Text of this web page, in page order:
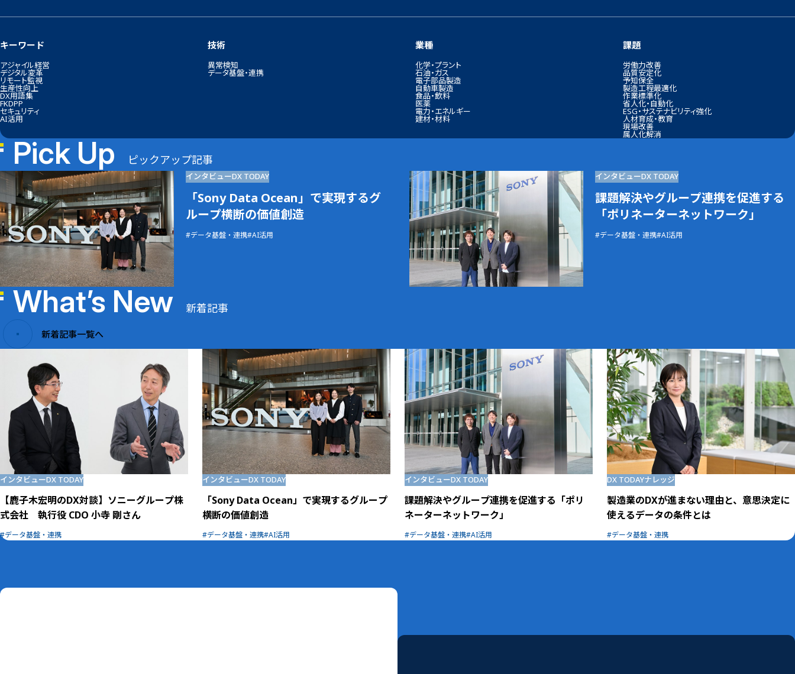
キーワード
アジャイル経営
デジタル変革
リモート監視
生産性向上
DX用語集
FKDPP
セキュリティ
AI活用
技術
異常検知
データ基盤・連携
業種
化学・プラント
石油・ガス
電子部品製造
自動車製造
食品・飲料
医薬
電力・エネルギー
建材・材料
課題
労働力改善
品質安定化
予知保全
製造工程最適化
作業標準化
省人化・自動化
ESG・サステナビリティ強化
人材育成・教育
現場改善
属人化解消
Pick Up ピックアップ記事
インタビューDX TODAY
「Sony Data Ocean」で実現するグ
ループ横断の価値創造
データ基盤・連携 AI活用
インタビューDX TODAY
課題解決やグループ連携を促進する
「ポリネーターネットワーク」
データ基盤・連携 AI活用
What’s New 新着記事
新着記事一覧へ
インタビューDX TODAY
【鹿子木宏明のDX対談】ソニーグループ株
式会社 執行役 CDO 小寺 剛さん
データ基盤・連携
インタビューDX TODAY
「Sony Data Ocean」で実現するグループ
横断の価値創造
データ基盤・連携 AI活用
インタビューDX TODAY
課題解決やグループ連携を促進する「ポリ
ネーターネットワーク」
データ基盤・連携 AI活用
DX TODAYナレッジ
製造業のDXが進まない理由と、意思決定に
使えるデータの条件とは
データ基盤・連携